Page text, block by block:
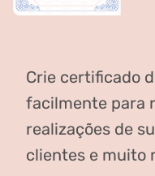
Crie certificado
facilmente para
realizações de
clientes e muito